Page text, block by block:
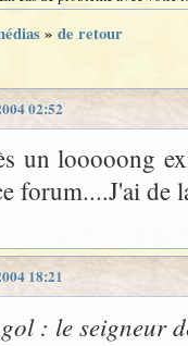
» de retour
02:52
un looooong
forum....J'ai de
18:21
: le seigneur